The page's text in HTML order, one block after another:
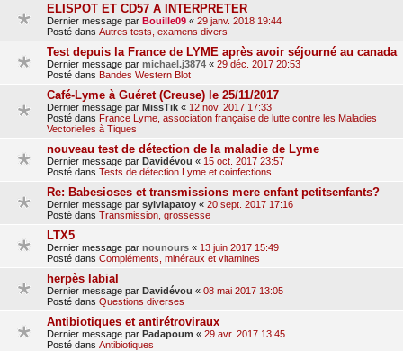
ELISPOT ET CD57 A INTERPRETER
Dernier message par Bouille09 « 29 janv. 2018 19:44
Posté dans Autres tests, examens divers
Test depuis la France de LYME après avoir séjourné au canada
Dernier message par michael.j3874 « 29 déc. 2017 20:53
Posté dans Bandes Western Blot
Café-Lyme à Guéret (Creuse) le 25/11/2017
Dernier message par MissTik « 12 nov. 2017 17:33
Posté dans France Lyme, association française de lutte contre les Maladies
Vectorielles à Tiques
nouveau test de détection de la maladie de Lyme
Dernier message par Davidévou « 15 oct. 2017 23:57
Posté dans Tests de détection Lyme et coinfections
Re: Babesioses et transmissions mere enfant petitsenfants?
Dernier message par sylviapatoy « 20 sept. 2017 17:16
Posté dans Transmission, grossesse
LTX5
Dernier message par nounours « 13 juin 2017 15:49
Posté dans Compléments, minéraux et vitamines
herpès labial
Dernier message par Davidévou « 08 mai 2017 13:05
Posté dans Questions diverses
Antibiotiques et antirétroviraux
Dernier message par Padapoum « 29 avr. 2017 13:45
Posté dans Antibiotiques